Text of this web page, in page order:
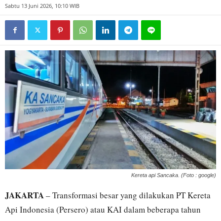
Sabtu 13 Juni 2026, 10:10 WIB
Kereta api Sancaka. (Foto : google)
JAKARTA– Transformasi besar yang dilakukan PT Kereta
Api Indonesia (Persero) atau KAI dalam beberapa tahun